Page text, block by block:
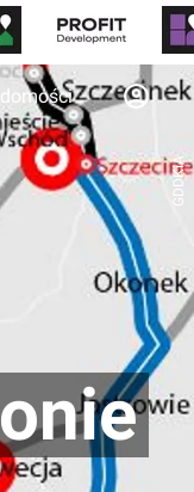
GDDKiA